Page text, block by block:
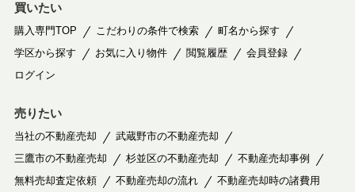
買いたい
購入専門TOP こだわりの条件で検索
町名から探す
学区から探す
お気に入り物件 閲覧履歴
会員登録
ログイン
売りたい
当社の不動産売却
武蔵野市の不動産売却
三鷹市の不動産売却
杉並区の不動産売却
不動産売却事例
無料売却査定依頼
不動産売却の流れ 不動産売却時の諸費用